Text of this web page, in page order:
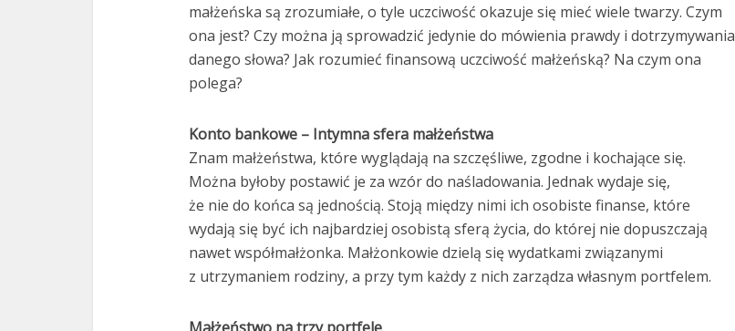
małżeńska są zrozumiałe, o tyle uczciwość okazuje się mieć wiele twarzy. Czym
ona jest? Czy można ją sprowadzić jedynie do mówienia prawdy i dotrzymywania
danego słowa? Jak rozumieć finansową uczciwość małżeńską? Na czym ona
polega?
Konto bankowe – Intymna sfera małżeństwa
Znam małżeństwa, które wyglądają na szczęśliwe, zgodne i kochające się.
Można byłoby postawić je za wzór do naśladowania. Jednak wydaje się,
że nie do końca są jednością. Stoją między nimi ich osobiste finanse, które
wydają się być ich najbardziej osobistą sferą życia, do której nie dopuszczają
nawet współmałżonka. Małżonkowie dzielą się wydatkami związanymi
z utrzymaniem rodziny, a przy tym każdy z nich zarządza własnym portfelem.